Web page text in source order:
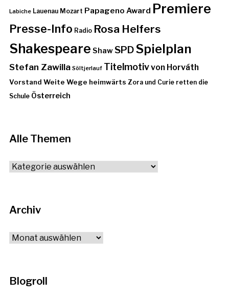
Labiche Lauenau Mozart Papageno Award Premiere
Presse-Info Radio Rosa Helfers
Shakespeare ShawSPDSpielplan
Stefan Zawilla Söltjerlauf Titelmotivvon Horváth
Vorstand Weite Wege heimwärts Zora und Curie retten die
Schule Österreich
Alle Themen
Alle
Archiv
Archiv
Blogroll